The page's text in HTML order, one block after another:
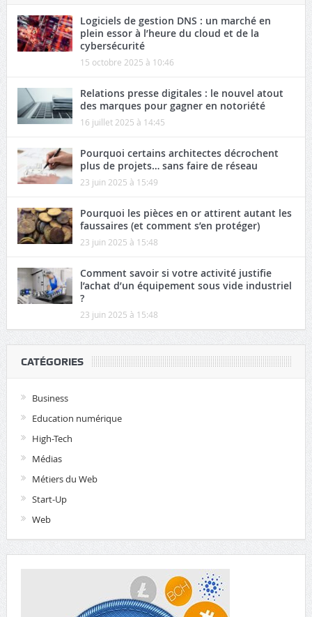
Logiciels de gestion DNS : un marché en
plein essor à l’heure du cloud et de la
cybersécurité
15 octobre 2025 à 10:46
Relations presse digitales : le nouvel atout
des marques pour gagner en notoriété
16 juillet 2025 à 14:45
Pourquoi certains architectes décrochent
plus de projets… sans faire de réseau
23 juin 2025 à 15:49
Pourquoi les pièces en or attirent autant les
faussaires (et comment s’en protéger)
23 juin 2025 à 15:48
Comment savoir si votre activité justifie
l’achat d’un équipement sous vide industriel
?
23 juin 2025 à 15:48
CATÉGORIES
Business
Education numérique
High-Tech
Médias
Métiers du Web
Start-Up
Web